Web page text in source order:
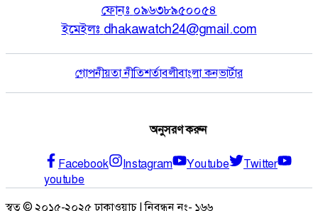
ফোনঃ ০৯৬৩৮৯৫০০৫৪
ইমেইলঃ dhakawatch24@gmail.com
গোপনীয়তা নীতিশর্তাবলীবাংলা কনভার্টার
অনুসরণ করুন
Facebook Instagram Youtube
Twitter
youtube
স্বত্ব © ২০১৫-২০২৫ ঢাকাওয়াচ | নিবন্ধন নং- ১৬৬